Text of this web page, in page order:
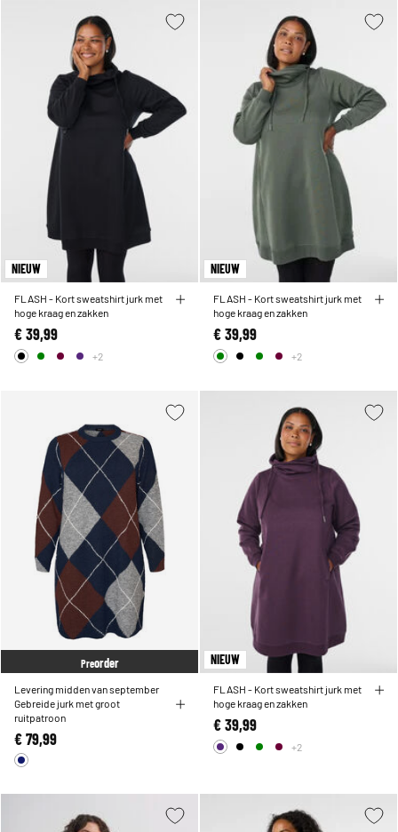
NIEUW
FLASH - Kort sweatshirt jurk met
hoge kraag en zakken
€ 39,99
+2
NIEUW
FLASH - Kort sweatshirt jurk met
hoge kraag en zakken
€ 39,99
+2
Preorder
Levering midden van september
Gebreide jurk met groot
ruitpatroon
€ 79,99
NIEUW
FLASH - Kort sweatshirt jurk met
hoge kraag en zakken
€ 39,99
+2